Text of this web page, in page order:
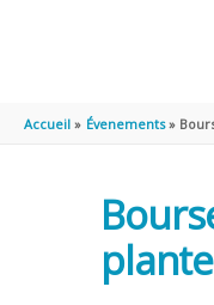
Accueil Évenements